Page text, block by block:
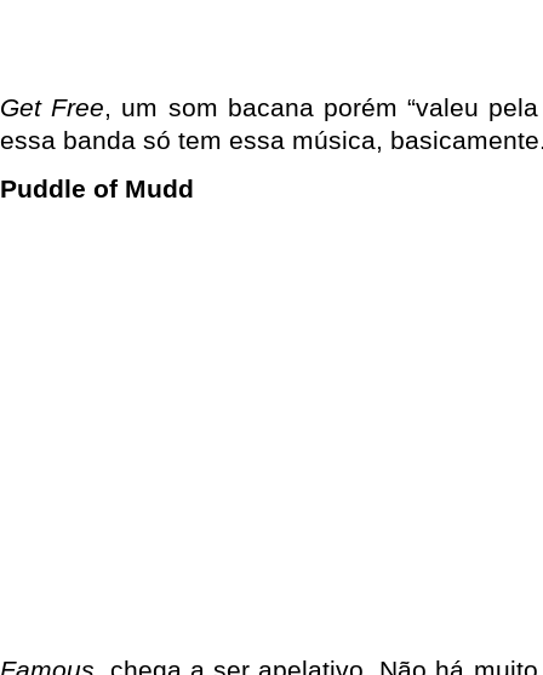
Get Free, um som bacana porém “valeu
essa banda só tem essa música,
Puddle of Mudd
Famous, chega a ser apelativo. Não há